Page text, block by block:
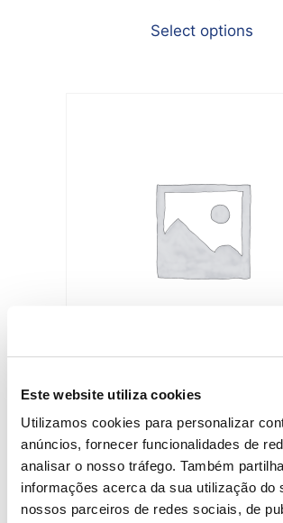
Este website utiliza cookies
Utilizamos cookies para personalizar
anúncios, fornecer funcionalidades de
analisar o nosso tráfego. Também
informações acerca da sua utilização do
nossos parceiros de redes sociais, de
Select options
Premium
€290.00/ month and a€1,500.00
Select options